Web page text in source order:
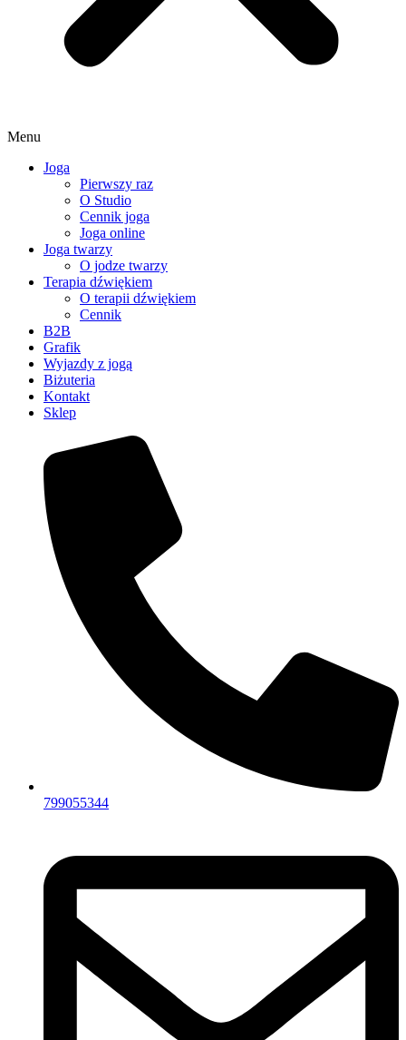
Menu
Joga
Pierwszy raz
O Studio
Cennik joga
Joga online
Joga twarzy
O jodze twarzy
Terapia dźwiękiem
O terapii dźwiękiem
Cennik
B2B
Grafik
Wyjazdy z jogą
Biżuteria
Kontakt
Sklep
799055344